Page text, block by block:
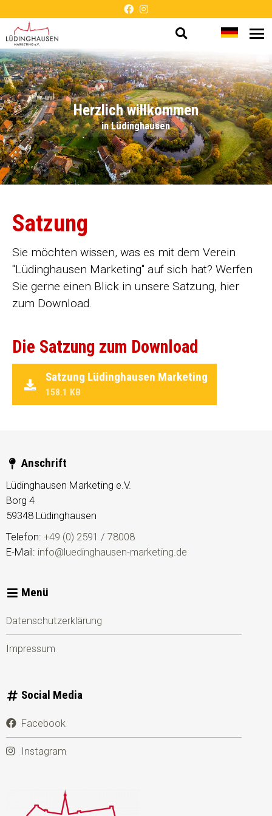
Suche
öffnen
Darstellung
Sprache
Herzlich willkommen
in Lüdinghausen
Satzung
Sie möchten wissen, was es mit dem Verein
"Lüdinghausen Marketing" auf sich hat? Werfen
Sie gerne einen Blick in unsere Satzung, hier
zum Download.
Die Satzung zum Download
Satzung Lüdinghausen Marketing
158.1 KB
Anschrift
Lüdinghausen Marketing e.V.
Borg 4
59348 Lüdinghausen
Telefon: +49 (0) 2591 / 78008
E-Mail: info@luedinghausen-marketing.de
Menü
Datenschutzerklärung
Impressum
Social Media
Facebook
Instagram